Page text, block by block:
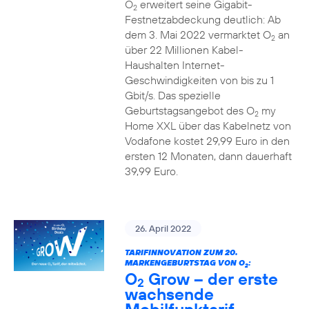
O2erweitert seine Gigabit-
Festnetzabdeckung deutlich: Ab
dem 3. Mai 2022 vermarktet O2an
über 22 Millionen Kabel-
Haushalten Internet-
Geschwindigkeiten von bis zu 1
Gbit/s. Das spezielle
Geburtstagsangebot des O2my
Home XXL über das Kabelnetz von
Vodafone kostet 29,99 Euro in den
ersten 12 Monaten, dann dauerhaft
39,99 Euro.
26. April 2022
TARIFINNOVATION ZUM 20.
MARKENGEBURTSTAG VON O2:
O2 Grow – der erste
wachsende